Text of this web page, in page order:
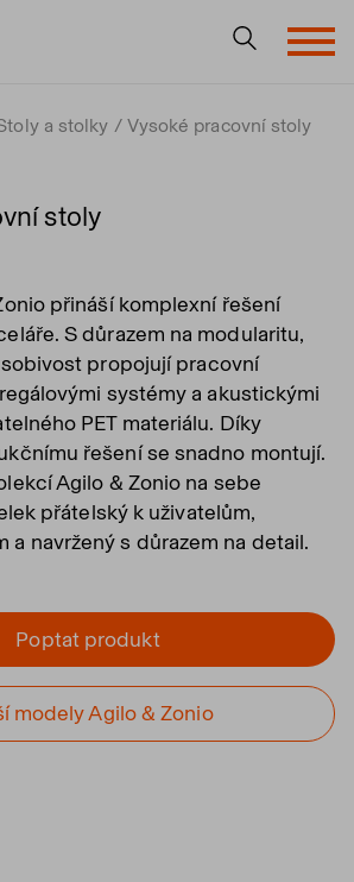
a stolky Vysoké pracovní stoly
stoly
přináší komplexní řešení
S důrazem na modularitu,
propojují pracovní
systémy a akustickými
PET materiálu. Díky
řešení se snadno montují.
Agilo & Zonio na sebe
přátelský k uživatelům,
a navržený s důrazem na detail.
Poptat produkt
modely Agilo & Zonio